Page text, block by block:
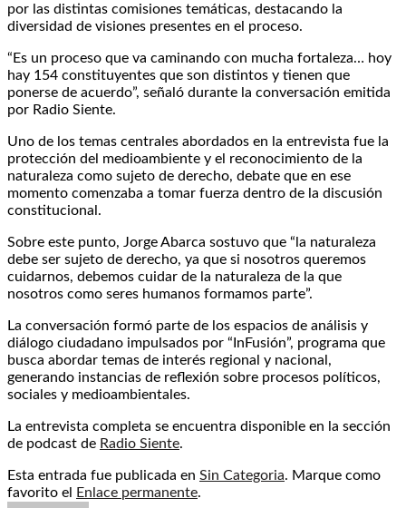
por las distintas comisiones temáticas, destacando la
diversidad de visiones presentes en el proceso.
“Es un proceso que va caminando con mucha fortaleza… hoy
hay 154 constituyentes que son distintos y tienen que
ponerse de acuerdo”, señaló durante la conversación emitida
por Radio Siente.
Uno de los temas centrales abordados en la entrevista fue la
protección del medioambiente y el reconocimiento de la
naturaleza como sujeto de derecho, debate que en ese
momento comenzaba a tomar fuerza dentro de la discusión
constitucional.
Sobre este punto, Jorge Abarca sostuvo que “la naturaleza
debe ser sujeto de derecho, ya que si nosotros queremos
cuidarnos, debemos cuidar de la naturaleza de la que
nosotros como seres humanos formamos parte”.
La conversación formó parte de los espacios de análisis y
diálogo ciudadano impulsados por “InFusión”, programa que
busca abordar temas de interés regional y nacional,
generando instancias de reflexión sobre procesos políticos,
sociales y medioambientales.
La entrevista completa se encuentra disponible en la sección
de podcast de Radio Siente.
Esta entrada fue publicada en Sin Categoria. Marque como
favorito el
Enlace permanente.